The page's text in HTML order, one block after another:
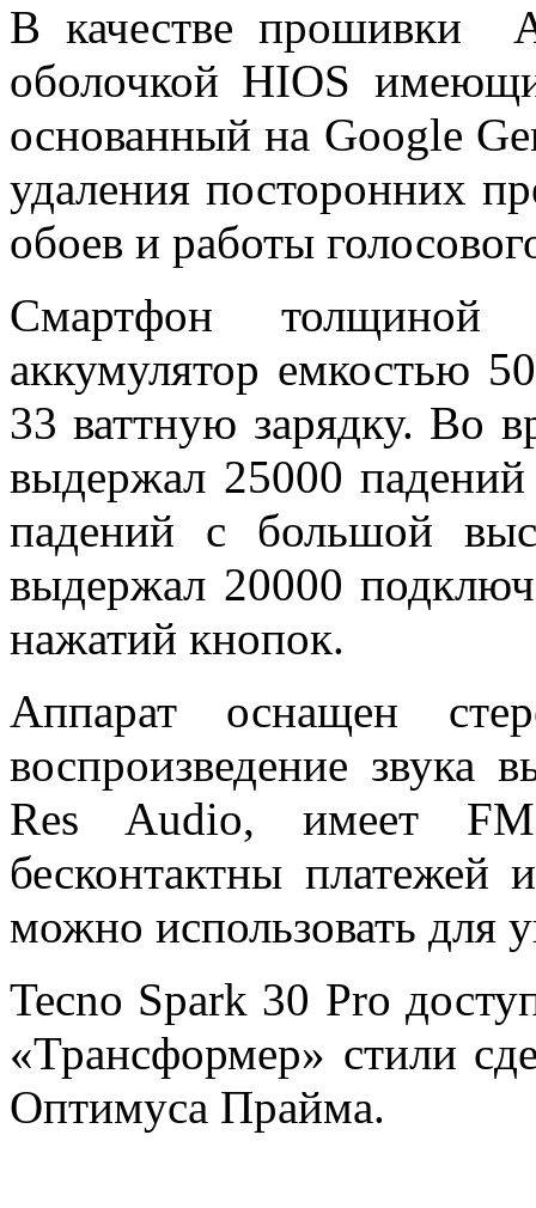
В качестве прошивки
оболочкой HIOS
основанный на Google
удаления посторонних
обоев и работы
Смартфон толщиной
аккумулятор емкостью
33 ваттную зарядку. Во
выдержал 25000
падений с большой
выдержал 20000
нажатий кнопок.
Аппарат оснащен
воспроизведение звука
Res Audio, имеет
бесконтактны платежей
можно использовать для
Tecno Spark 30 Pro
«Трансформер» стили
Оптимуса Прайма.